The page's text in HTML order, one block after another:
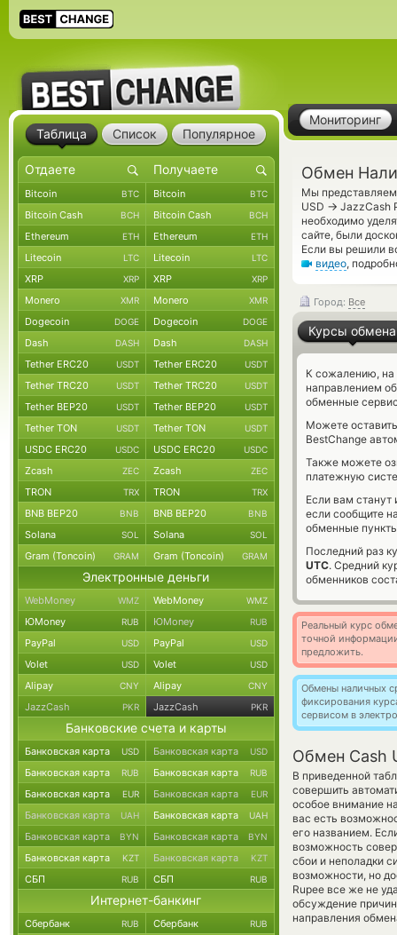
Мониторинг
Обмен
Мы
USD → JazzCash
необходимо
сайте, были
Если вы решили
видео,
Город: Все
Курсы обмена
К сожалению, на
направлением
обменные
Можете
BestChange
Также можете
платежную
Если вам
если сообщите
обменные
Последний раз
UTC. Средний
обменников
Реальный курс
точной
предложить.
Обмены наличных
фиксирования
сервисом в
Обмен Cash
В приведенной
совершить
особое внимание
вас есть
его названием.
возможность
сбои и неполадки
возможности, но
Rupee все же не
обсуждение
направления
Таблица Список Популярное
Bitcoin BTC Bitcoin BTC
Bitcoin Cash BCH Bitcoin Cash BCH
Ethereum ETH Ethereum ETH
Litecoin LTC Litecoin LTC
XRP XRP XRP XRP
Monero XMR Monero XMR
Dogecoin DOGE Dogecoin DOGE
Dash DASH Dash DASH
Tether ERC20 USDT Tether ERC20 USDT
Tether TRC20 USDT Tether TRC20 USDT
Tether BEP20 USDT Tether BEP20 USDT
Tether TON USDT Tether TON USDT
USDC ERC20 USDC USDC ERC20 USDC
Zcash ZEC Zcash ZEC
TRON TRX TRON TRX
BNB BEP20 BNB BNB BEP20 BNB
Solana SOL Solana SOL
Gram (Toncoin) GRAM Gram (Toncoin) GRAM
Электронные деньги
WebMoney WMZ WebMoney WMZ
ЮMoney RUB ЮMoney RUB
PayPal USD PayPal USD
Volet USD Volet USD
Alipay CNY Alipay CNY
JazzCash PKR JazzCash PKR
Банковские счета и карты
Банковская карта USD Банковская карта USD
Банковская карта RUB Банковская карта RUB
Банковская карта EUR Банковская карта EUR
Банковская карта UAH Банковская карта UAH
Банковская карта BYN Банковская карта BYN
Банковская карта KZT Банковская карта KZT
СБП RUB СБП RUB
Интернет-банкинг
Сбербанк RUB Сбербанк RUB